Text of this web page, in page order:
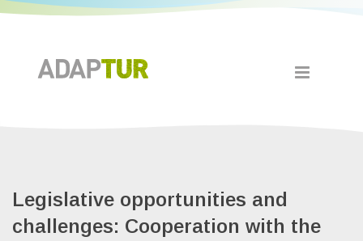
Legislative opportunities and
challenges: Cooperation with the